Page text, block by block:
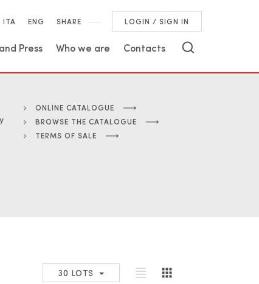
ITA ENG SHARE LOGIN / SIGN IN
Press Who we are Contacts
ONLINE CATALOGUE
BROWSE THE CATALOGUE
TERMS OF SALE
30 LOTS